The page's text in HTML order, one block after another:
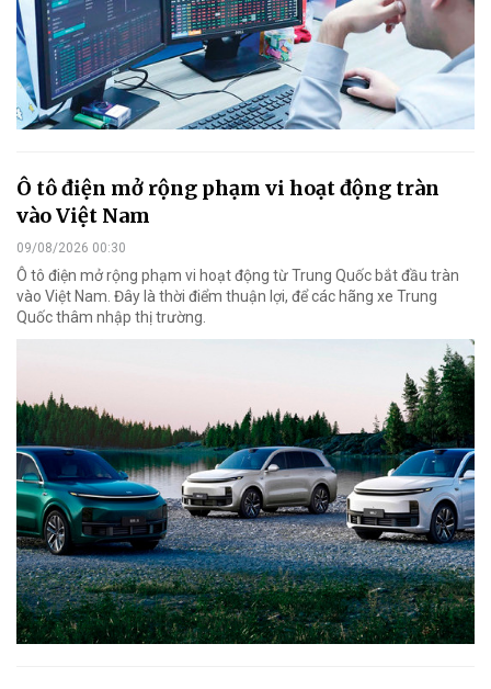
Ô tô điện mở rộng phạm vi hoạt động tràn
vào Việt Nam
09/08/2026 00:30
Ô tô điện mở rộng phạm vi hoạt động từ Trung Quốc bắt đầu tràn
vào Việt Nam. Đây là thời điểm thuận lợi, để các hãng xe Trung
Quốc thâm nhập thị trường.